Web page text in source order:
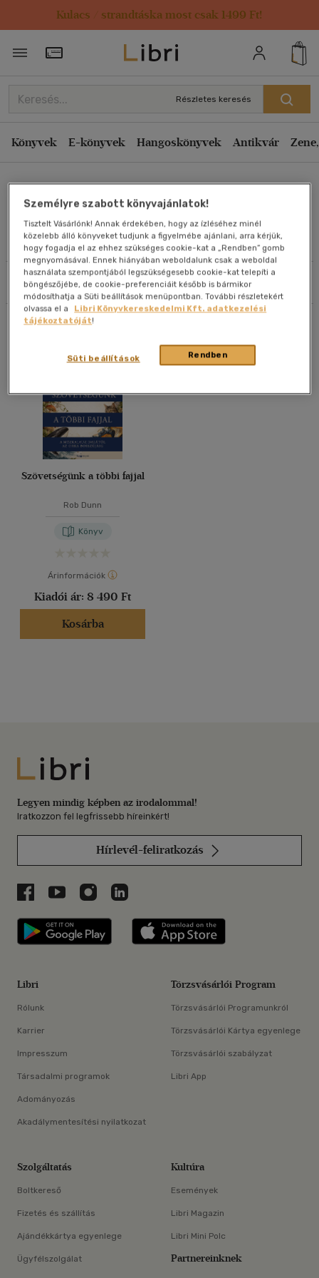
Kulacs / strandtáska most csak 1499 Ft!
Törzsvásárlói Kártya adatai
Részletes keresés
Könyvek E-könyvek Hangoskönyvek Antikvár
Rob Dunn
Művei
Szűrés Rendezés
Rendezés
Kiadás éve szerint csökkenő
Ár szerint csökkenő
Eladott darabszám szerint csökkenő
Eladott darabszám szerint növekvő
Cím szerint A-Z
Szerző szerint A-Z
Megjelenítés
20 db / oldal
Alkalmaz
Szövetségünk a többi fajjal
Rob Dunn
Könyv
Árinformációk
Kiadói ár: 8 490 Ft
Kosárba
Libri
Legyen mindig képben az irodalommal!
Iratkozzon fel legfrissebb híreinkért!
Hírlevél-feliratkozás
Libri a Facebookon
Libri a Youtube-on
Libri az Instagramon
Libri a LinkedInen
Libri applikáció Szerezd meg: Google
Libri
Rólunk
Karrier
Impresszum
Társadalmi programok
Adományozás
Akadálymentesítési nyilatkozat
Törzsvásárlói Program
Törzsvásárlói Programunkról
Törzsvásárlói Kártya egyenlege
Törzsvásárlói szabályzat
Libri App
Szolgáltatás
Boltkereső
Fizetés és szállítás
Ajándékkártya egyenlege
Ügyfélszolgálat
Kultúra
Események
Libri Magazin
Libri Mini Polc
Partnereinknek
Személyre szabott könyvajánlatok!
Tisztelt Vásárlónk! Annak érdekében, hogy az ízléséhez minél
közelebb álló könyveket tudjunk a figyelmébe ajánlani, arra kérjük,
hogy fogadja el az ehhez szükséges cookie-kat a „Rendben” gomb
megnyomásával. Ennek hiányában weboldalunk csak a weboldal
használata szempontjából legszükségesebb cookie-kat telepíti a
böngészőjébe, de cookie-preferenciáit később is bármikor
módosíthatja a Süti beállítások menüpontban. További részletekért
olvassa el a
Libri Könyvkereskedelmi Kft. adatkezelési
tájékoztatóját!
Rendben
Süti beállítások